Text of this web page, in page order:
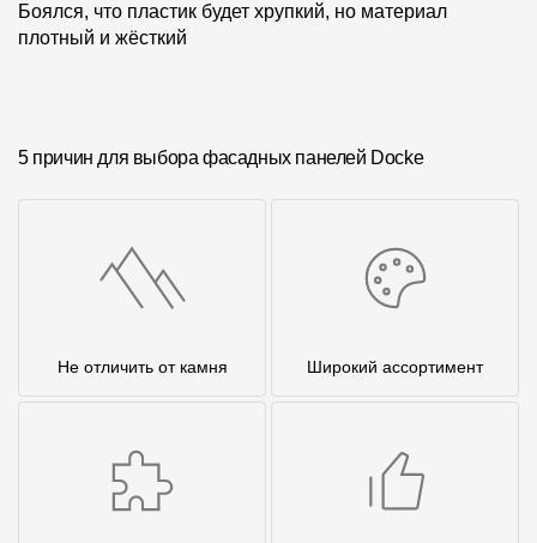
Боялся, что пластик будет хрупкий, но материал
плотный и жёсткий
5 причин для выбора фасадных панелей Docke
Не отличить от камня Широкий ассортимент